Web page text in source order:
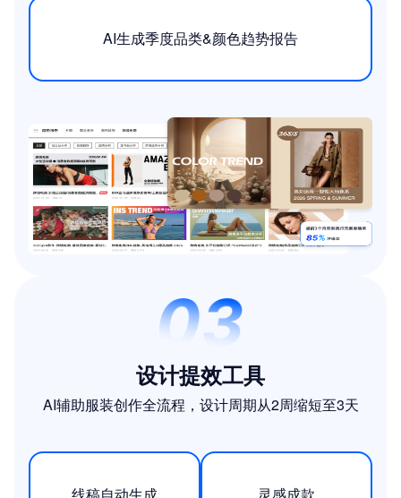
AI生成季度品类&颜色趋势报告
设计提效工具
AI辅助服装创作全流程，设计周期从2周缩短至3天